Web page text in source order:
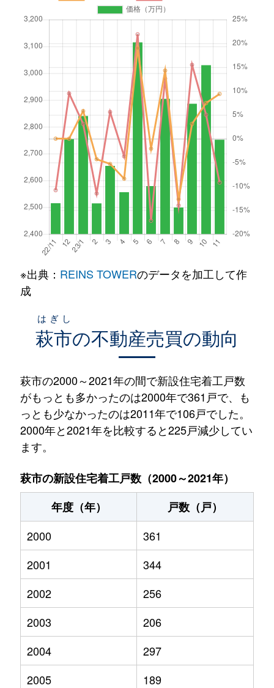
※出典： REINS TOWERのデータを加工して作
成
萩市
はぎし
の不動産売買の動向
萩市の2000～2021年の間で新設住宅着工戸数
がもっとも多かったのは2000年で361戸で、も
っとも少なかったのは2011年で106戸でした。
2000年と2021年を比較すると225戸減少してい
ます。
萩市の新設住宅着工戸数（2000～2021年）
年度（年）
戸数（戸）
2000
361
2001
344
2002
256
2003
206
2004
297
2005
189